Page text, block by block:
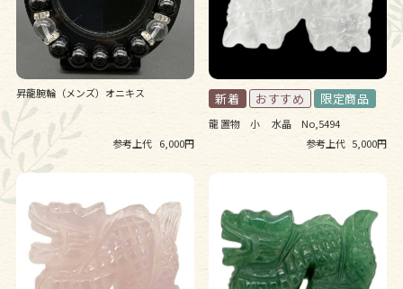
昇龍腕輪（メンズ）オニキス
参考上代 6,000円
龍 置物 小 水晶 No,5494
参考上代 5,000円